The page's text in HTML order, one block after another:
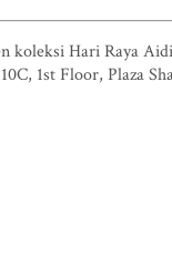
koleksi Hari Raya
1st Floor, Plaza